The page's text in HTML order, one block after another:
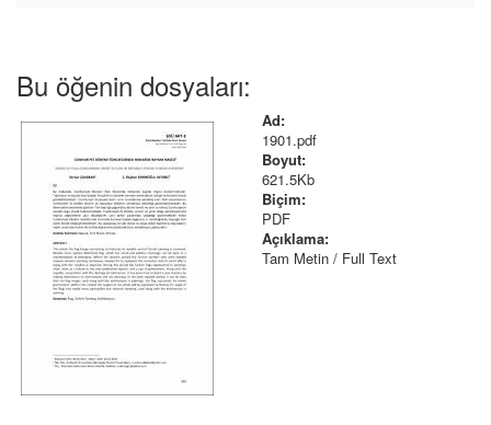
Bu öğenin dosyaları:
Ad:
1901.pdf
Boyut:
621.5Kb
Biçim:
PDF
Açıklama:
Tam Metin / Full Text